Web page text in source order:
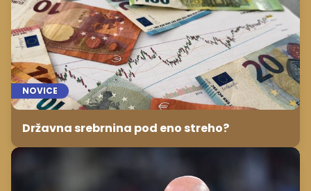
NOVICE
Državna srebrnina pod eno streho?